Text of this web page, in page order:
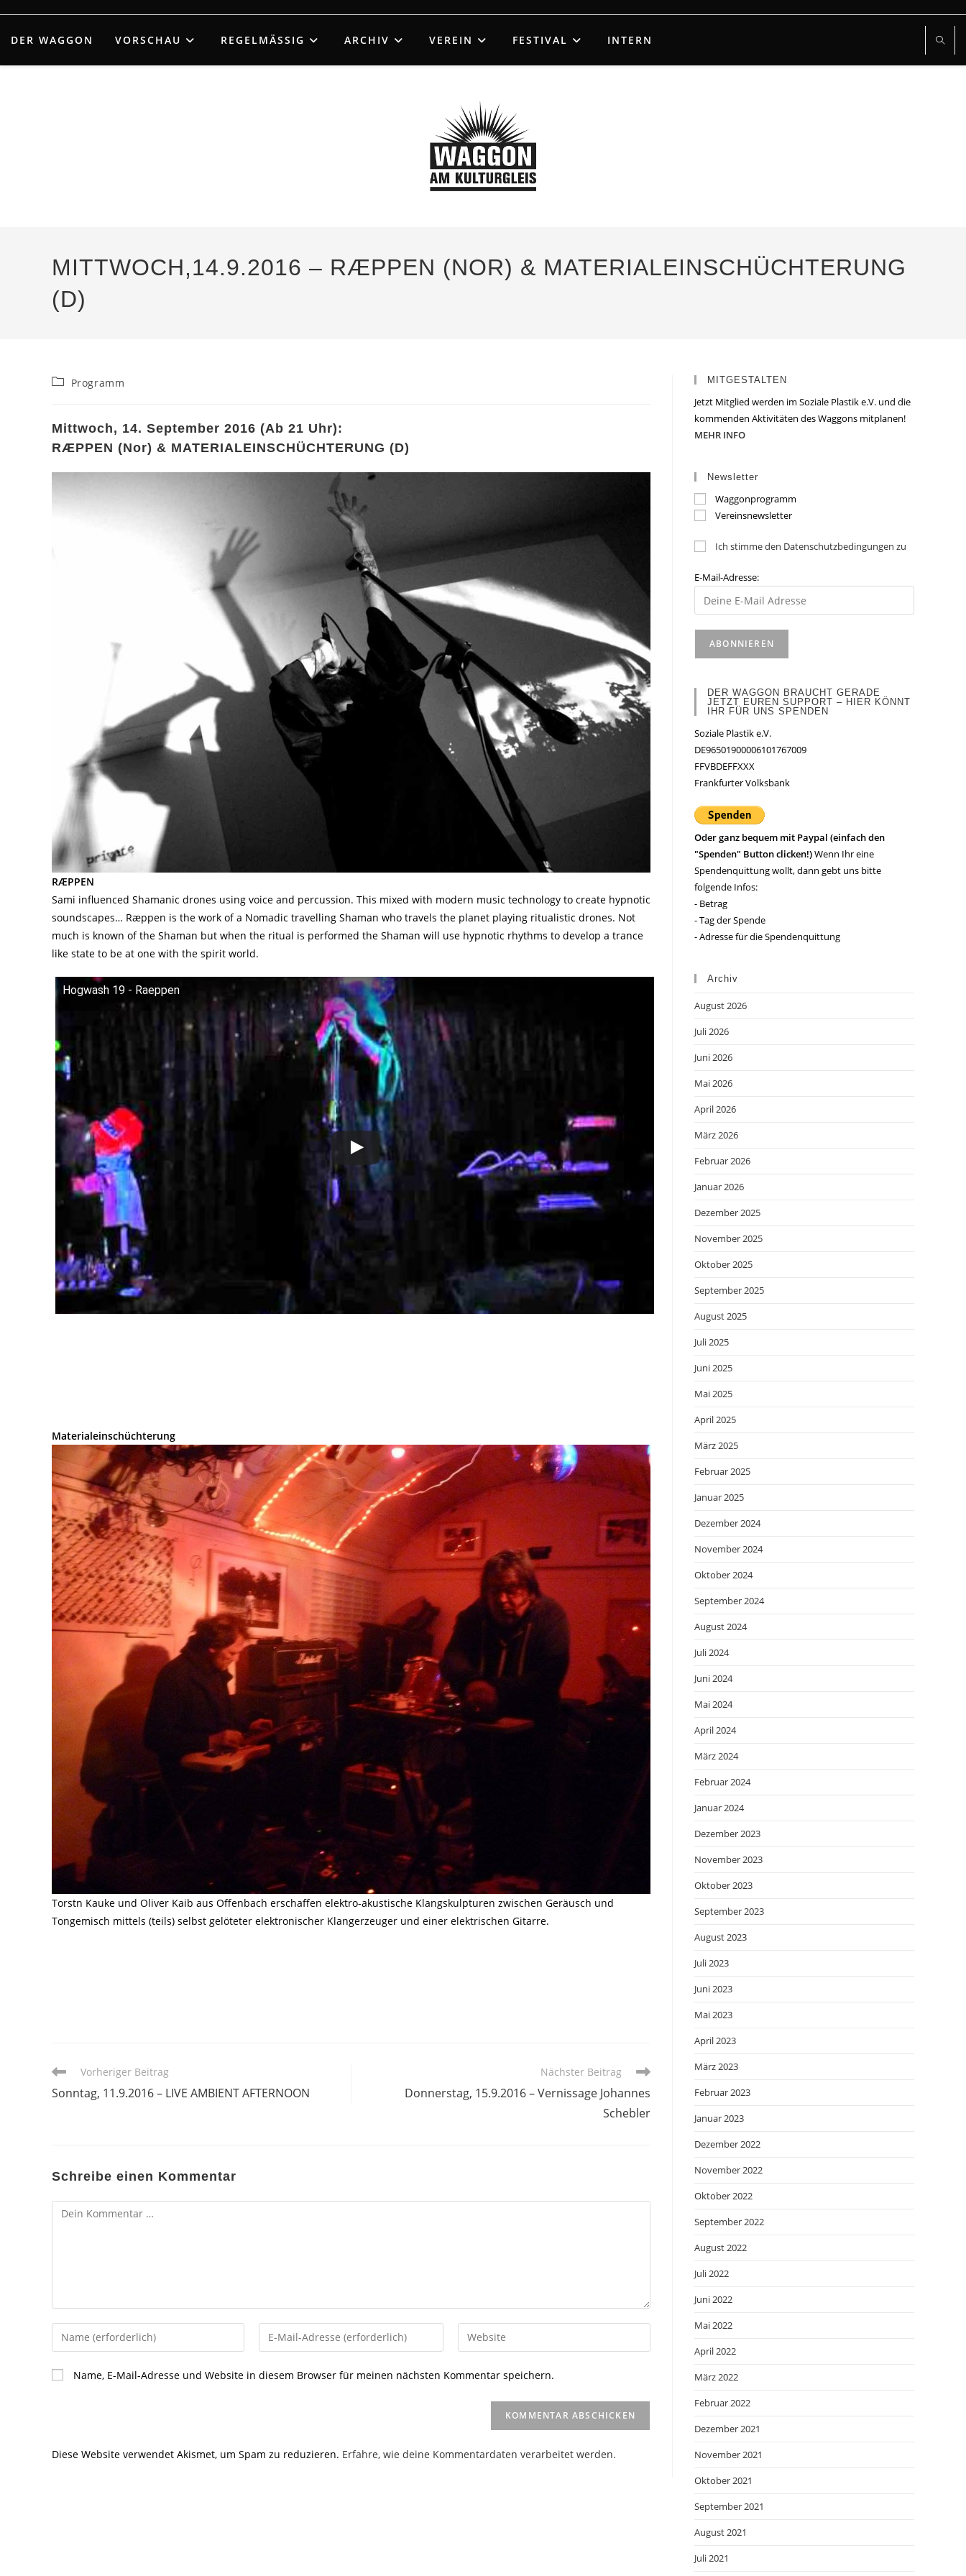
springen
DER WAGGON VORSCHAU REGELMÄSSIG ARCHIV VEREIN FESTIVAL INTERN
MITTWOCH,14.9.2016 – RÆPPEN (NOR) & MATERIALEINSCHÜCHTERUNG
(D)
Beitrags-
Programm
Mittwoch, 14. September 2016 (Ab 21 Uhr):
RÆPPEN (Nor) & MATERIALEINSCHÜCHTERUNG (D)
RÆPPEN
Sami influenced Shamanic drones using voice and percussion. This mixed with modern music technology to create hypnotic
soundscapes… Ræppen is the work of a Nomadic travelling Shaman who travels the planet playing ritualistic drones. Not
much is known of the Shaman but when the ritual is performed the Shaman will use hypnotic rhythms to develop a trance
like state to be at one with the spirit world.
Hogwash 19 - Raeppen
Materialeinschüchterung
Torstn Kauke und Oliver Kaib aus Offenbach erschaffen elektro-akustische Klangskulpturen zwischen Geräusch und
Tongemisch mittels (teils) selbst gelöteter elektronischer Klangerzeuger und einer elektrischen Gitarre.
Weitere
ansehen
Vorheriger Beitrag
Sonntag, 11.9.2016 – LIVE AMBIENT AFTERNOON
Nächster Beitrag
Donnerstag, 15.9.2016 – Vernissage Johannes
Schebler
Schreibe einen Kommentar
Kommentar
Gib
deinen
Namen
oder
ein
Gib
deine
ein
Gib
deine
Name, E-Mail-Adresse und Website in diesem Browser für meinen nächsten Kommentar speichern.
Diese Website verwendet Akismet, um Spam zu reduzieren. Erfahre, wie deine Kommentardaten verarbeitet werden.
MITGESTALTEN
Jetzt Mitglied werden im Soziale Plastik e.V. und die
kommenden Aktivitäten des Waggons mitplanen!
MEHR INFO
Newsletter
Waggonprogramm
Vereinsnewsletter
Ich stimme den Datenschutzbedingungen zu
E-Mail-Adresse:
DER WAGGON BRAUCHT GERADE
JETZT EUREN SUPPORT – HIER KÖNNT
IHR FÜR UNS SPENDEN
Soziale Plastik e.V.
DE96501900006101767009
FFVBDEFFXXX
Frankfurter Volksbank
Oder ganz bequem mit Paypal (einfach den
"Spenden" Button clicken!)Wenn Ihr eine
Spendenquittung wollt, dann gebt uns bitte
folgende Infos:
- Betrag
- Tag der Spende
- Adresse für die Spendenquittung
Archiv
August 2026
Juli 2026
Juni 2026
Mai 2026
April 2026
März 2026
Februar 2026
Januar 2026
Dezember 2025
November 2025
Oktober 2025
September 2025
August 2025
Juli 2025
Juni 2025
Mai 2025
April 2025
März 2025
Februar 2025
Januar 2025
Dezember 2024
November 2024
Oktober 2024
September 2024
August 2024
Juli 2024
Juni 2024
Mai 2024
April 2024
März 2024
Februar 2024
Januar 2024
Dezember 2023
November 2023
Oktober 2023
September 2023
August 2023
Juli 2023
Juni 2023
Mai 2023
April 2023
März 2023
Februar 2023
Januar 2023
Dezember 2022
November 2022
Oktober 2022
September 2022
August 2022
Juli 2022
Juni 2022
Mai 2022
April 2022
März 2022
Februar 2022
Dezember 2021
November 2021
Oktober 2021
September 2021
August 2021
Juli 2021